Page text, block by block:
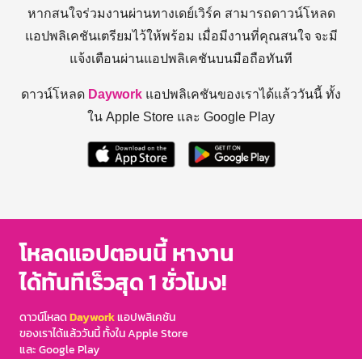
หากสนใจร่วมงานผ่านทางเดย์เวิร์ค สามารถดาวน์โหลด
แอปพลิเคชันเตรียมไว้ให้พร้อม เมื่อมีงานที่คุณสนใจ จะมี
แจ้งเตือนผ่านแอปพลิเคชันบนมือถือทันที
ดาวน์โหลด Daywork แอปพลิเคชันของเราได้แล้ววันนี้ ทั้ง
ใน Apple Store และ Google Play
โหลดแอปตอนนี้ หางาน
ได้ทันทีเร็วสุด 1 ชั่วโมง!
ดาวน์โหลดDayworkแอปพลิเคชัน
ของเราได้แล้ววันนี้ ทั้งใน Apple Store
และ Google Play